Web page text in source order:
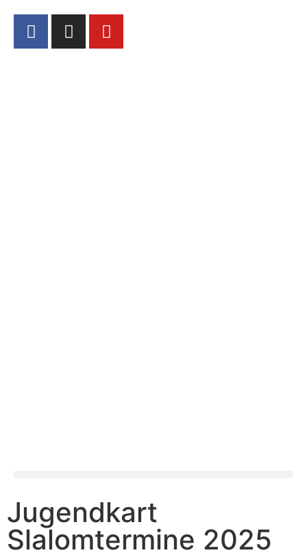
Jugendkart
Slalomtermine 2025